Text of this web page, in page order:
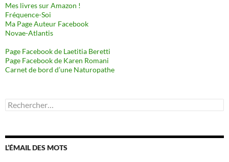
Mes livres sur Amazon !
Fréquence-Soi
Ma Page Auteur Facebook
Novae-Atlantis
Page Facebook de Laetitia Beretti
Page Facebook de Karen Romani
Carnet de bord d’une Naturopathe
Rechercher :
L’ÉMAIL DES MOTS